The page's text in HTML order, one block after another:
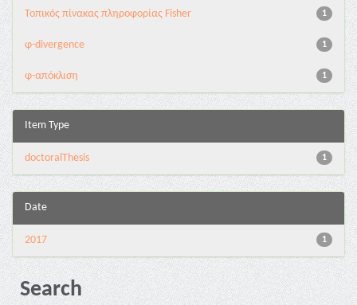
1
Τοπικός πίνακας πληροφορίας Fisher
1
φ-divergence
1
φ-απόκλιση
Item Type
1
doctoralThesis
Date
1
2017
Search